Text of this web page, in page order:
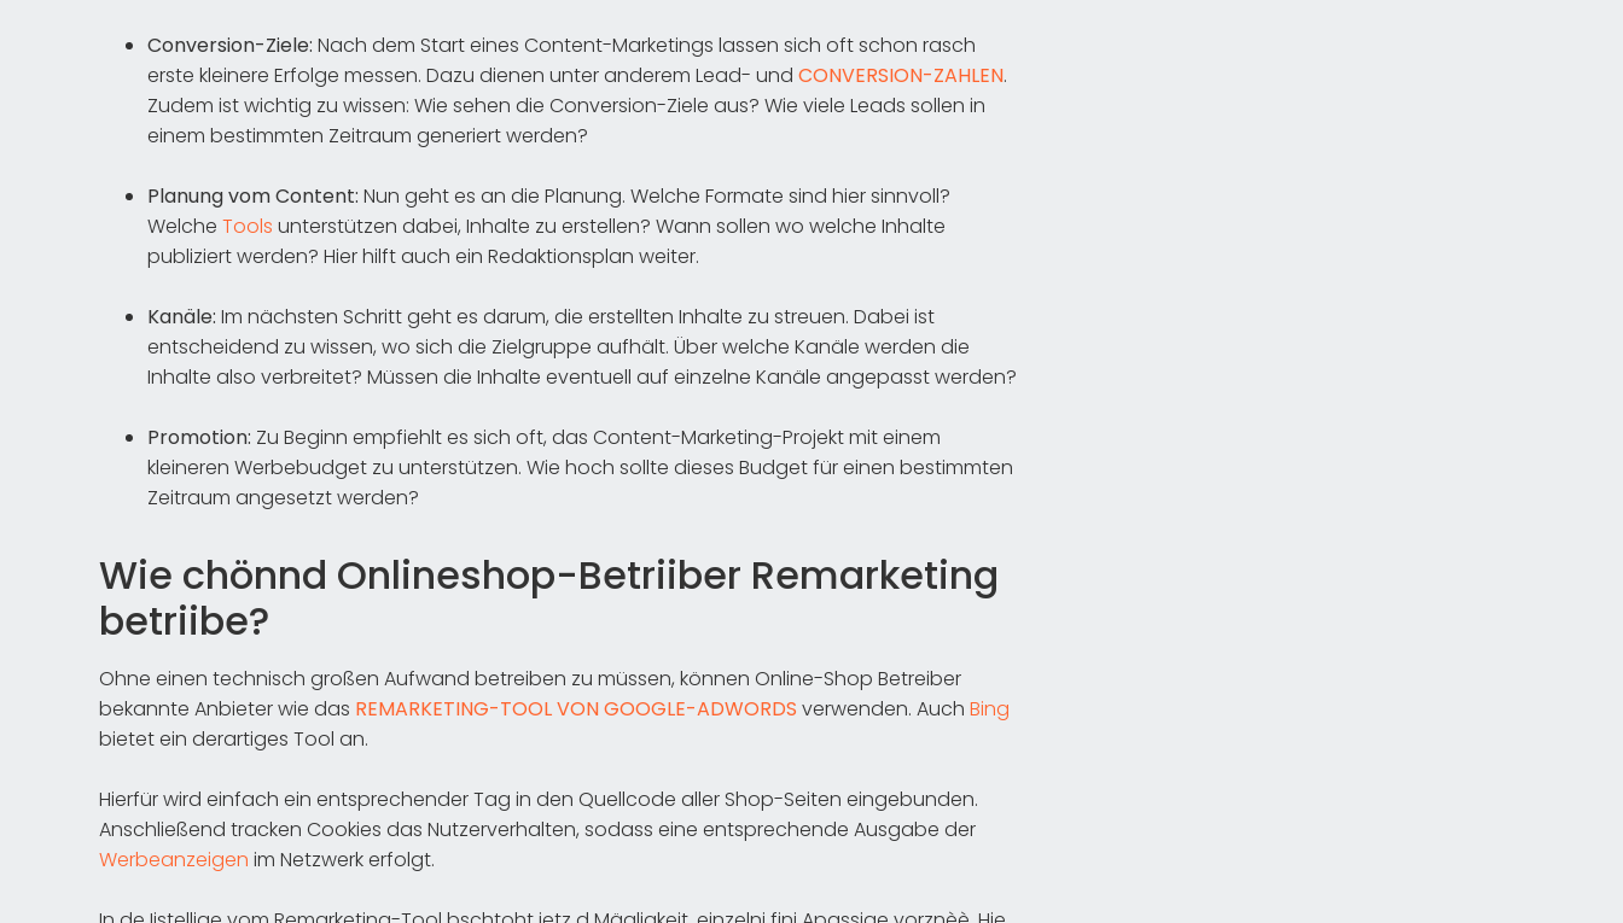
Conversion-Ziele: Nach dem Start eines Content-Marketings lassen sich oft schon rasch
erste kleinere Erfolge messen. Dazu dienen unter anderem Lead- und CONVERSION-ZAHLEN.
Zudem ist wichtig zu wissen: Wie sehen die Conversion-Ziele aus? Wie viele Leads sollen in
einem bestimmten Zeitraum generiert werden?
Planung vom Content: Nun geht es an die Planung. Welche Formate sind hier sinnvoll?
Welche Tools unterstützen dabei, Inhalte zu erstellen? Wann sollen wo welche Inhalte
publiziert werden? Hier hilft auch ein Redaktionsplan weiter.
Kanäle: Im nächsten Schritt geht es darum, die erstellten Inhalte zu streuen. Dabei ist
entscheidend zu wissen, wo sich die Zielgruppe aufhält. Über welche Kanäle werden die
Inhalte also verbreitet? Müssen die Inhalte eventuell auf einzelne Kanäle angepasst werden?
Promotion: Zu Beginn empfiehlt es sich oft, das Content-Marketing-Projekt mit einem
kleineren Werbebudget zu unterstützen. Wie hoch sollte dieses Budget für einen bestimmten
Zeitraum angesetzt werden?
Wie chönnd Onlineshop-Betriiber Remarketing
betriibe?
Ohne einen technisch großen Aufwand betreiben zu müssen, können Online-Shop Betreiber
bekannte Anbieter wie das REMARKETING-TOOL VON GOOGLE-ADWORDS verwenden. Auch Bing
bietet ein derartiges Tool an.
Hierfür wird einfach ein entsprechender Tag in den Quellcode aller Shop-Seiten eingebunden.
Anschließend tracken Cookies das Nutzerverhalten, sodass eine entsprechende Ausgabe der
Werbeanzeigen im Netzwerk erfolgt.